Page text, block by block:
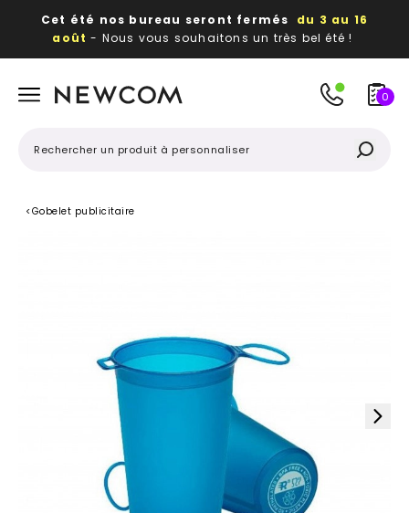
Cet été nos bureau seront fermés du 3 au 16
août - Nous vous souhaitons un très bel été !
publicitaires
0
< Gobelet publicitaire